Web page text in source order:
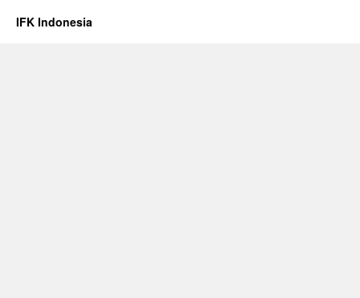
IFK Indonesia